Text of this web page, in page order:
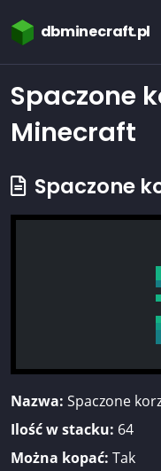
dbminecraft.pl
Spaczone
Minecraft
Spaczone
Nazwa: Spaczone
Ilość w stacku: 64
Można kopać: Tak